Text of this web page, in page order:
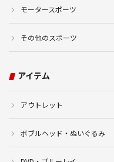
モータースポーツ
その他のスポーツ
アイテム
アウトレット
ボブルヘッド・ぬいぐるみ